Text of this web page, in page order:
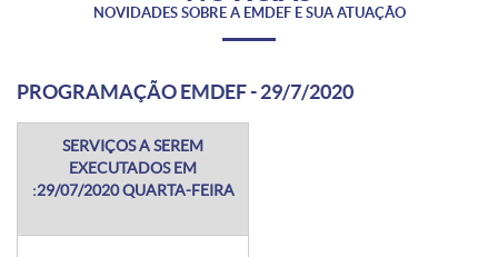
NOVIDADES SOBRE A EMDEF E SUA ATUAÇÃO
PROGRAMAÇÃO EMDEF - 29/7/2020
SERVIÇOS A SEREM
EXECUTADOS EM
:29/07/2020 QUARTA-FEIRA